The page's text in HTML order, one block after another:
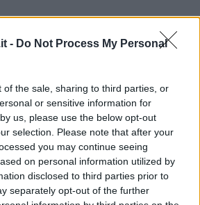
- Do Not Process My Personal
of the sale, sharing to third parties, or
or sensitive information for
us, please use the below opt-out
selection. Please note that after your
you may continue seeing
on personal information utilized by
disclosed to third parties prior to
separately opt-out of the further
si parla di energia non può mancare un
e a Larderello. Durante l'edizione delle
24 ottobre, è andato in onda un
al tema con vari servizi.
di Rai 2, si è parlato del fabbisogno
il nostro Paese è il primo importatore di
senza comprarla soddisferemmo solo il
Importiamo, per quanto riguarda le